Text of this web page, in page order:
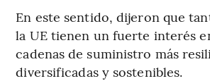
En este sentido, dijeron que
la UE tienen un fuerte interés
cadenas de suministro más
diversificadas y sostenibles.